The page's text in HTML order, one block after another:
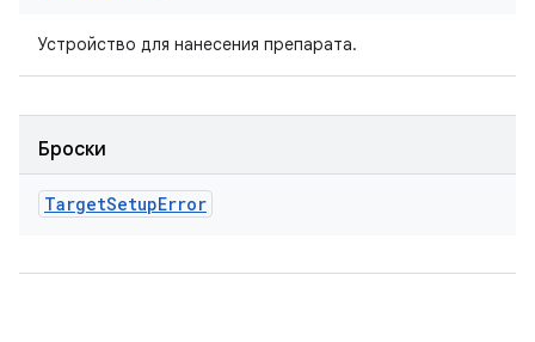
Устройство для нанесения препарата.
Броски
TargetSetupError